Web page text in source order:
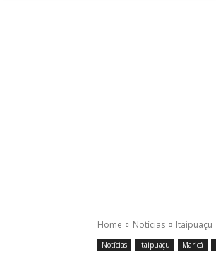
Home Notícias Itaipuaçu
Notícias Itaipuaçu Maricá